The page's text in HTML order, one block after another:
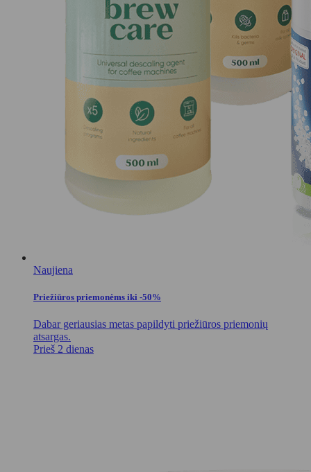
Naujiena
Priežiūros priemonėms iki -50%
Dabar geriausias metas papildyti priežiūros priemonių
atsargas.
Prieš 2 dienas